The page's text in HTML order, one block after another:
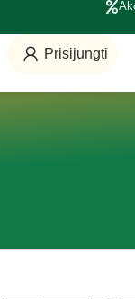
Prisijungti